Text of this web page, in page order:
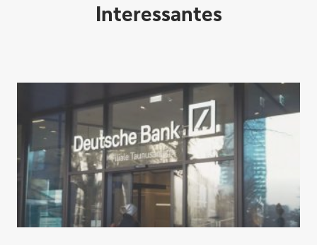
Direktabschluss möglich
Konto eröffnen
Interessantes